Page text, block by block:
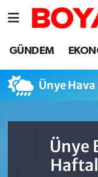
GÜNDEM
Ünye
Ünye
Sinop
Sinop Hava
Sinop Trafik
Süper Lig